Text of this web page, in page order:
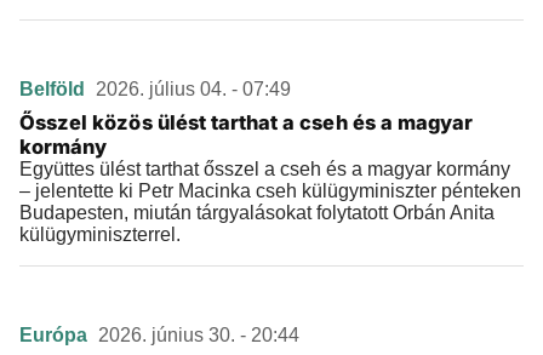
Belföld 2026. július 04. - 07:49
Ősszel közös ülést tarthat a cseh és a magyar
kormány
Együttes ülést tarthat ősszel a cseh és a magyar kormány
– jelentette ki Petr Macinka cseh külügyminiszter pénteken
Budapesten, miután tárgyalásokat folytatott Orbán Anita
külügyminiszterrel.
Európa 2026. június 30. - 20:44